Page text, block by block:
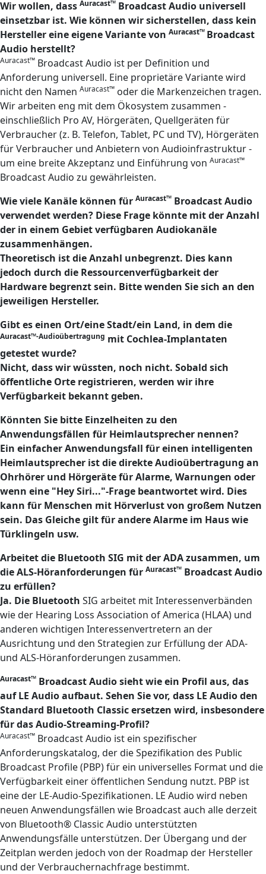
Wir wollen, dass Auracast™ Broadcast Audio universell
einsetzbar ist. Wie können wir sicherstellen, dass kein
Hersteller eine eigene Variante von Auracast™ Broadcast
Audio herstellt?
Auracast™ Broadcast Audio ist per Definition und
Anforderung universell. Eine proprietäre Variante wird
nicht den Namen Auracast™ oder die Markenzeichen tragen.
Wir arbeiten eng mit dem Ökosystem zusammen -
einschließlich Pro AV, Hörgeräten, Quellgeräten für
Verbraucher (z. B. Telefon, Tablet, PC und TV), Hörgeräten
für Verbraucher und Anbietern von Audioinfrastruktur -
um eine breite Akzeptanz und Einführung von Auracast™
Broadcast Audio zu gewährleisten.
Wie viele Kanäle können für Auracast™ Broadcast Audio
verwendet werden? Diese Frage könnte mit der Anzahl
der in einem Gebiet verfügbaren Audiokanäle
zusammenhängen.
Theoretisch ist die Anzahl unbegrenzt. Dies kann
jedoch durch die Ressourcenverfügbarkeit der
Hardware begrenzt sein. Bitte wenden Sie sich an den
jeweiligen Hersteller.
Gibt es einen Ort/eine Stadt/ein Land, in dem die
Auracast™-Audioübertragung mit Cochlea-Implantaten
getestet wurde?
Nicht, dass wir wüssten, noch nicht. Sobald sich
öffentliche Orte registrieren, werden wir ihre
Verfügbarkeit bekannt geben.
Könnten Sie bitte Einzelheiten zu den
Anwendungsfällen für Heimlautsprecher nennen?
Ein einfacher Anwendungsfall für einen intelligenten
Heimlautsprecher ist die direkte Audioübertragung an
Ohrhörer und Hörgeräte für Alarme, Warnungen oder
wenn eine "Hey Siri..."-Frage beantwortet wird. Dies
kann für Menschen mit Hörverlust von großem Nutzen
sein. Das Gleiche gilt für andere Alarme im Haus wie
Türklingeln usw.
Arbeitet die Bluetooth SIG mit der ADA zusammen, um
die ALS-Höranforderungen für Auracast™ Broadcast Audio
zu erfüllen?
Ja. Die Bluetooth SIG arbeitet mit Interessenverbänden
wie der Hearing Loss Association of America (HLAA) und
anderen wichtigen Interessenvertretern an der
Ausrichtung und den Strategien zur Erfüllung der ADA-
und ALS-Höranforderungen zusammen.
Auracast™ Broadcast Audio sieht wie ein Profil aus, das
auf LE Audio aufbaut. Sehen Sie vor, dass LE Audio den
Standard Bluetooth Classic ersetzen wird, insbesondere
für das Audio-Streaming-Profil?
Auracast™ Broadcast Audio ist ein spezifischer
Anforderungskatalog, der die Spezifikation des Public
Broadcast Profile (PBP) für ein universelles Format und die
Verfügbarkeit einer öffentlichen Sendung nutzt. PBP ist
eine der LE-Audio-Spezifikationen. LE Audio wird neben
neuen Anwendungsfällen wie Broadcast auch alle derzeit
von Bluetooth® Classic Audio unterstützten
Anwendungsfälle unterstützen. Der Übergang und der
Zeitplan werden jedoch von der Roadmap der Hersteller
und der Verbrauchernachfrage bestimmt.